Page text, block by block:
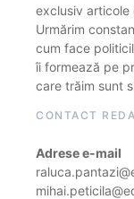
exclusiv articole
Urmărim
cum face
îi formează pe
care trăim sunt
CONTACT
Adrese e-mail